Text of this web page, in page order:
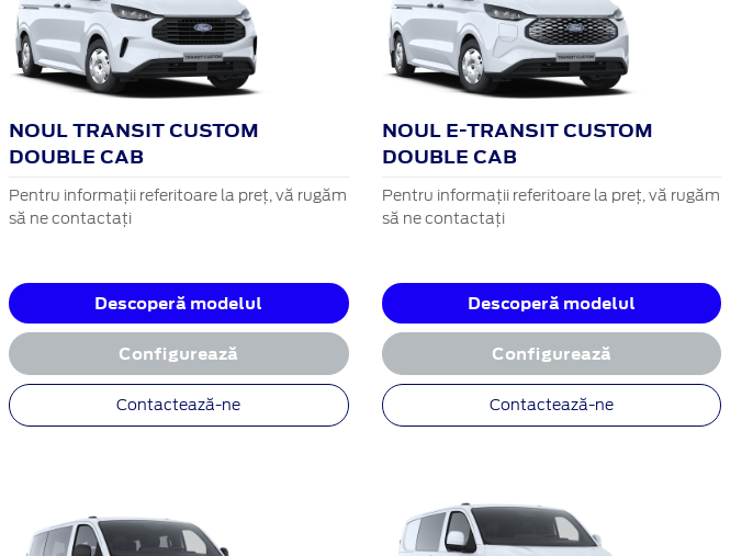
NOUL TRANSIT CUSTOM
DOUBLE CAB
Pentru informații referitoare la preț, vă rugăm
să ne contactați
Descoperă modelul
Configurează
Contactează-ne
NOUL E-TRANSIT CUSTOM
DOUBLE CAB
Pentru informații referitoare la preț, vă rugăm
să ne contactați
Descoperă modelul
Configurează
Contactează-ne